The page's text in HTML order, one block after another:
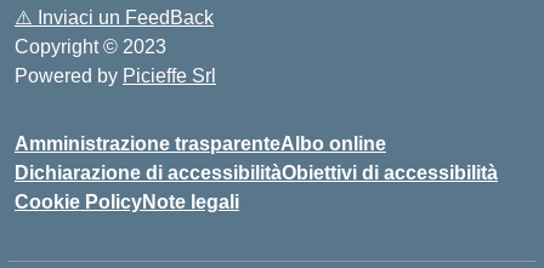
⚠️ Inviaci un FeedBack
Copyright © 2023
Powered by Picieffe Srl
Amministrazione trasparenteAlbo online
Dichiarazione di accessibilitàObiettivi di accessibilità
Cookie PolicyNote legali